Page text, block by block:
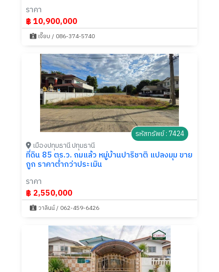
ราคา
฿ 10,900,000
เจี๊ยบ / 086-374-5740
รหัสทรัพย์ : 7424
เมืองปทุมธานี ปทุมธานี
ที่ดิน 85 ตร.ว. ถมแล้ว หมู่บ้านปาริชาติ แปลงมุม ขาย
ถูก ราคาต่ำกว่าประเมิน
ราคา
฿ 2,550,000
วาลินน์ / 062-459-6426